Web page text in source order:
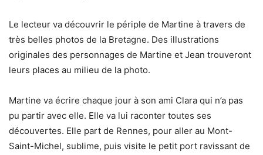
Le lecteur va découvrir le périple de Martine à travers de
très belles photos de la Bretagne. Des illustrations
originales des personnages de Martine et Jean trouveront
leurs places au milieu de la photo.
Martine va écrire chaque jour à son ami Clara qui n’a pas
pu partir avec elle. Elle va lui raconter toutes ses
découvertes. Elle part de Rennes, pour aller au Mont-
Saint-Michel, sublime, puis visite le petit port ravissant de